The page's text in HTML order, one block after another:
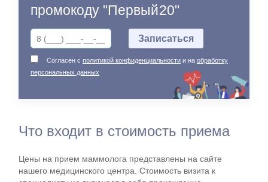
промокоду "Первый20"
Согласен с политикой конфиденциальностии на обработку
персональных данных
Что входит в стоимость приема
Цены на прием маммолога представлены на сайте
нашего медицинского центра. Стоимость визита к